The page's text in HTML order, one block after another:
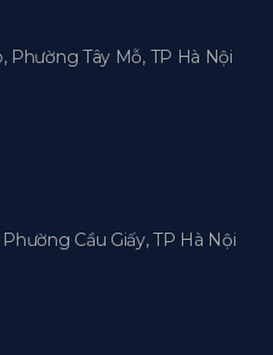
Phường Tây Mỗ, TP Hà Nội
Cầu Giấy, TP Hà Nội